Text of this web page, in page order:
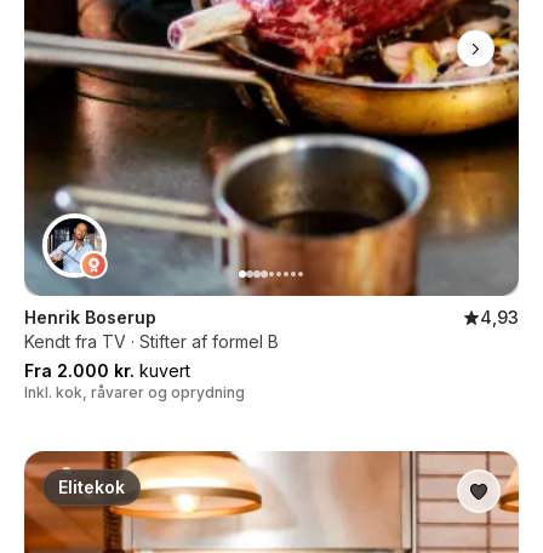
Henrik Boserup
4,93
Kendt fra TV · Stifter af formel B
Fra 2.000 kr. kuvert
Inkl. kok, råvarer og oprydning
Elitekok